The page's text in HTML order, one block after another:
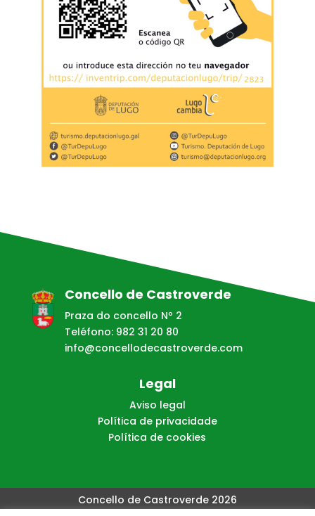
Concello de Castroverde
Praza do concello Nº 2
Teléfono: 982 31 20 80
info@concellodecastroverde.com
Legal
Aviso legal
Política de privacidade
Política de cookies
Concello de Castroverde 2026